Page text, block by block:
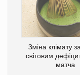
Зміна клімату
світовим
матча